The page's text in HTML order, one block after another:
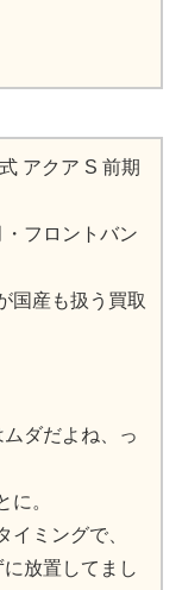
アクア S 前期
・フロントバン
国産も扱う買取
ダだよね、っ
に。
イミングで、
放置してまし